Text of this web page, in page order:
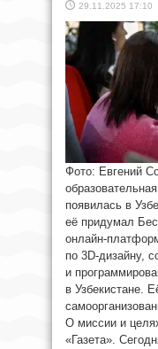
29.11.2025 17:10
Фото: Евгений
появилась в
её придумал
онлайн-
по 3D-дизайну,
и
в Узбекистане.
О миссии и
«Газета».